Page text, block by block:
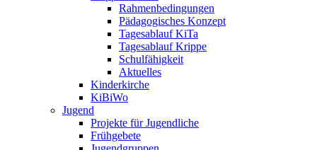
Rahmenbedingungen
Pädagogisches Konzept
Tagesablauf KiTa
Tagesablauf Krippe
Schulfähigkeit
Aktuelles
Kinderkirche
KiBiWo
Jugend
Projekte für Jugendliche
Frühgebete